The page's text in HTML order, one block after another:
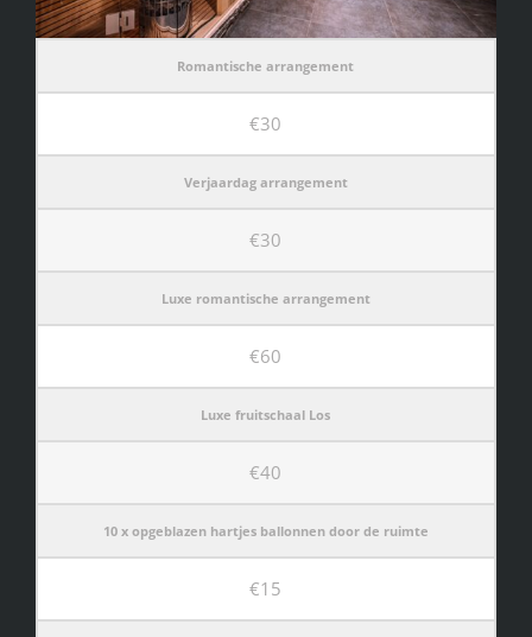
Romantische arrangement
€30
Verjaardag arrangement
€30
Luxe romantische arrangement
€60
Luxe fruitschaal Los
€40
10 x opgeblazen hartjes ballonnen door de ruimte
€15